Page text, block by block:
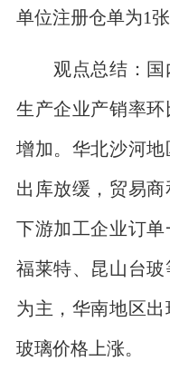
单位注册仓单为1
观点总结：国内
生产企业产销率
增加。华北沙河
出库放缓，贸易商
下游加工企业订
福莱特、昆山台
为主，华南地区
玻璃价格上涨。